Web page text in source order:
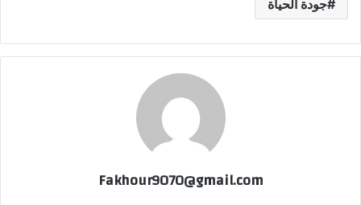
جودة الحياة
Fakhour9070@gmail.com